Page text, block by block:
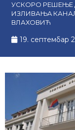
УСКОРО РЕШЕЊЕ
ИЗЛИВАЊA
ВЛАХОВИЋ
19. септембар